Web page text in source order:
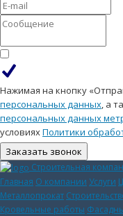
Нажимая на кнопку
персональных данных, а
персональных данных
условияхПолитики
Заказать звонок
Строительная
Главная О компании Услуги
Металлопрокат
Кровельные работы